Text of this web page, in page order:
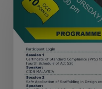
MANDATORY
MALAYSIAN
STANDARD
FOR
SCAFFOLDING
FOURTH